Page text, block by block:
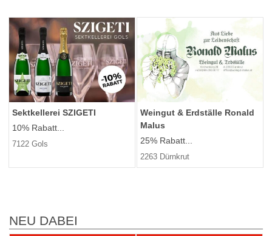
Sektkellerei SZIGETI
10% Rabatt...
7122 Gols
Weingut & Erdställe Ronald
Malus
25% Rabatt...
2263 Dürnkrut
NEU DABEI